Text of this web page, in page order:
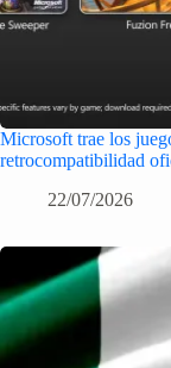
Microsoft trae los
retrocompatibilidad
22/07/2026